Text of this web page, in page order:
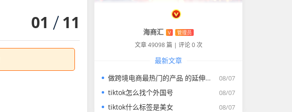
01 11 海商汇 V 管理员
文章 49098 篇 | 评论 0 次
最新文章
08/07
做跨境电商最热门的产品 的延伸长尾关键词是那些
08/07
tiktok怎么找个外国号
08/07
tiktok什么标签是美女